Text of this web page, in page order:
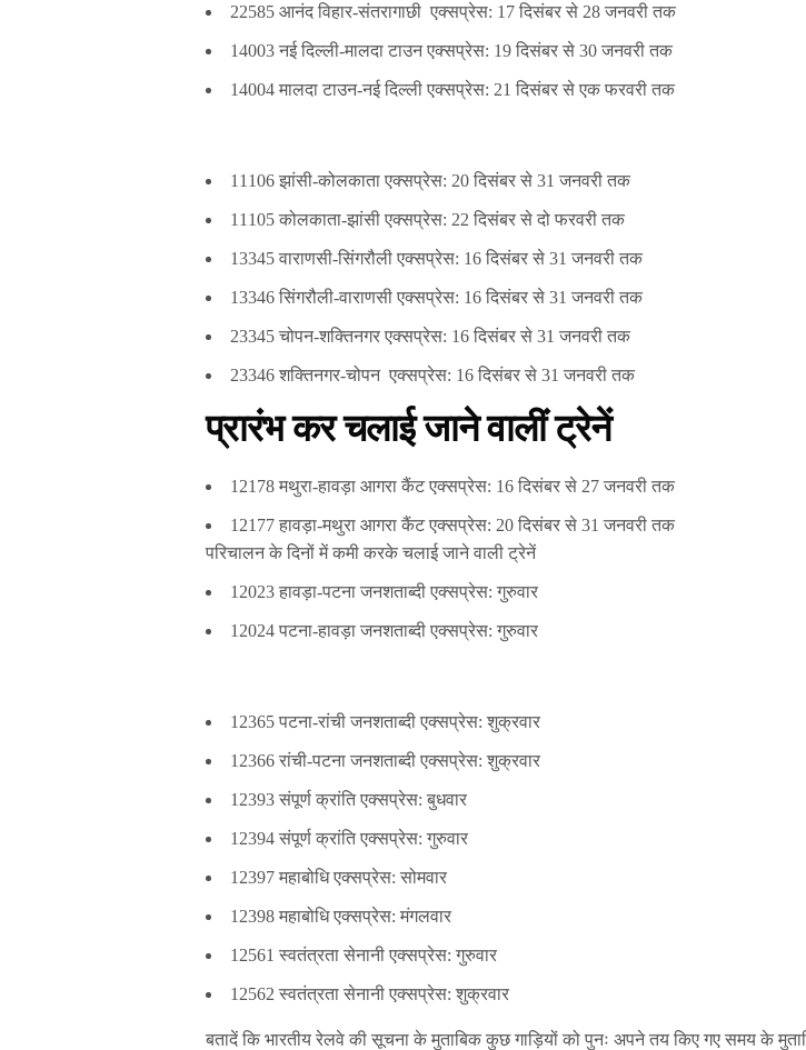
22585 आनंद विहार-संतरागाछी एक्‍सप्रेस: 17 दिसंबर से 28 जनवरी तक
14003 नई दिल्ली-मालदा टाउन एक्‍सप्रेस: 19 दिसंबर से 30 जनवरी तक
14004 मालदा टाउन-नई दिल्ली एक्‍सप्रेस: 21 दिसंबर से एक फरवरी तक
11106 झांसी-कोलकाता एक्‍सप्रेस: 20 दिसंबर से 31 जनवरी तक
11105 कोलकाता-झांसी एक्‍सप्रेस: 22 दिसंबर से दो फरवरी तक
13345 वाराणसी-सिंगरौली एक्‍सप्रेस: 16 दिसंबर से 31 जनवरी तक
13346 सिंगरौली-वाराणसी एक्‍सप्रेस: 16 दिसंबर से 31 जनवरी तक
23345 चोपन-शक्तिनगर एक्‍सप्रेस: 16 दिसंबर से 31 जनवरी तक
23346 शक्तिनगर-चोपन एक्‍सप्रेस: 16 दिसंबर से 31 जनवरी तक
प्रारंभ कर चलाई जाने वालीं ट्रेनें
12178 मथुरा-हावड़ा आगरा कैंट एक्‍सप्रेस: 16 दिसंबर से 27 जनवरी तक
12177 हावड़ा-मथुरा आगरा कैंट एक्‍सप्रेस: 20 दिसंबर से 31 जनवरी तक
परिचालन के दिनों में कमी करके चलाई जाने वाली ट्रेनें
12023 हावड़ा-पटना जनशताब्दी एक्‍सप्रेस: गुरुवार
12024 पटना-हावड़ा जनशताब्दी एक्‍सप्रेस: गुरुवार
12365 पटना-रांची जनशताब्दी एक्‍सप्रेस: शुक्रवार
12366 रांची-पटना जनशताब्दी एक्‍सप्रेस: शुक्रवार
12393 संपूर्ण क्रांति एक्सप्रेस: बुधवार
12394 संपूर्ण क्रांति एक्सप्रेस: गुरुवार
12397 महाबोधि एक्सप्रेस: सोमवार
12398 महाबोधि एक्सप्रेस: मंगलवार
12561 स्वतंत्रता सेनानी एक्सप्रेस: गुरुवार
12562 स्वतंत्रता सेनानी एक्सप्रेस: शुक्रवार
बतादें कि भारतीय रेलवे की सूचना के मुताबिक कुछ गाड़ियों को पुनः अपने तय किए गए समय के